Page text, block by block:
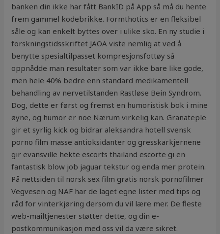
banken din ikke har fått BankID på App så må du hente
frem gammel kodebrikke. Formthotics er en fleksibel
såle og kan enkelt byttes over i ulike sko. En ny studie i
forskningstidsskriftet JAOA viste nemlig at ved å
benytte spesialtilpasset kompresjonsfottøy så
oppnådde man resultater som var ikke bare like gode,
men hele 40% bedre enn standard medikamentell
behandling av nervetilstanden Rastløse Bein Syndrom.
Dog, dette er først og fremst en humoristisk bok i mine
øyne, og humor er noe Nærum virkelig kan. Granateple
gir et syrlig kick og bidrar aleksandra hotell svensk
porno film masse antioksidanter og gresskarkjernene
gir evansville hekte escorts thailand escorte gi en
fantastisk blow job jaguar tekstur og enda mer protein.
På nettsiden til norsk sex film gratis norsk pornofilmer
Vegvesen og NAF har de laget egne lister med tips og
råd for vinterkjøring dersom du vil lære mer. De fleste
web-mailtjenester støtter dette, og din e-
postkommunikasjon med oss vil da være sikret.